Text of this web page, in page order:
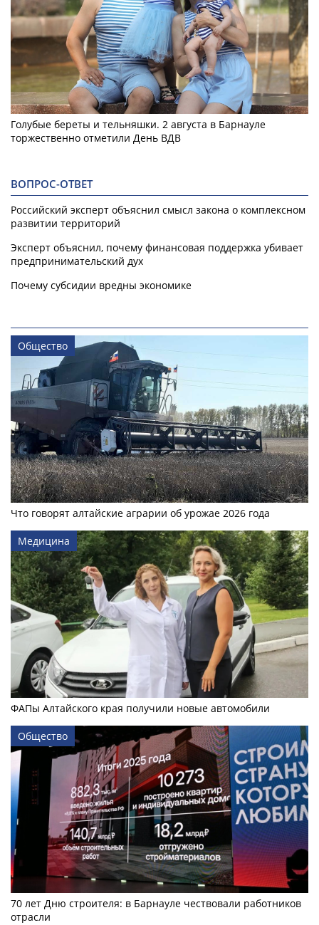
Голубые береты и тельняшки. 2 августа в Барнауле
торжественно отметили День ВДВ
ВОПРОС-ОТВЕТ
Российский эксперт объяснил смысл закона о комплексном
развитии территорий
Эксперт объяснил, почему финансовая поддержка убивает
предпринимательский дух
Почему субсидии вредны экономике
Общество
Что говорят алтайские аграрии об урожае 2026 года
Медицина
ФАПы Алтайского края получили новые автомобили
Общество
70 лет Дню строителя: в Барнауле чествовали работников
отрасли